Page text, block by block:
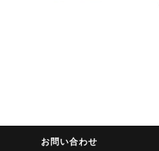
お問い合わせ